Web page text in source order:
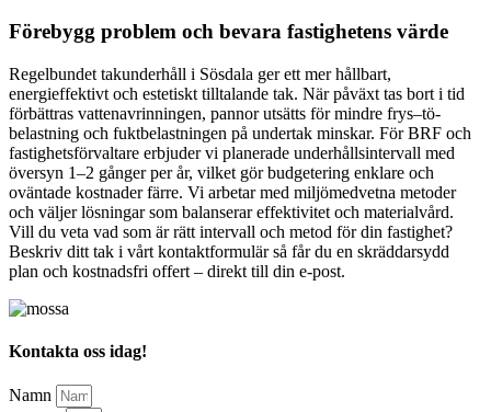
Förebygg problem och bevara fastighetens värde
Regelbundet takunderhåll i Sösdala ger ett mer hållbart,
energieffektivt och estetiskt tilltalande tak. När påväxt tas bort i tid
förbättras vattenavrinningen, pannor utsätts för mindre frys–tö-
belastning och fuktbelastningen på undertak minskar. För BRF och
fastighetsförvaltare erbjuder vi planerade underhållsintervall med
översyn 1–2 gånger per år, vilket gör budgetering enklare och
oväntade kostnader färre. Vi arbetar med miljömedvetna metoder
och väljer lösningar som balanserar effektivitet och materialvård.
Vill du veta vad som är rätt intervall och metod för din fastighet?
Beskriv ditt tak i vårt kontaktformulär så får du en skräddarsydd
plan och kostnadsfri offert – direkt till din e‑post.
Kontakta oss idag!
Namn